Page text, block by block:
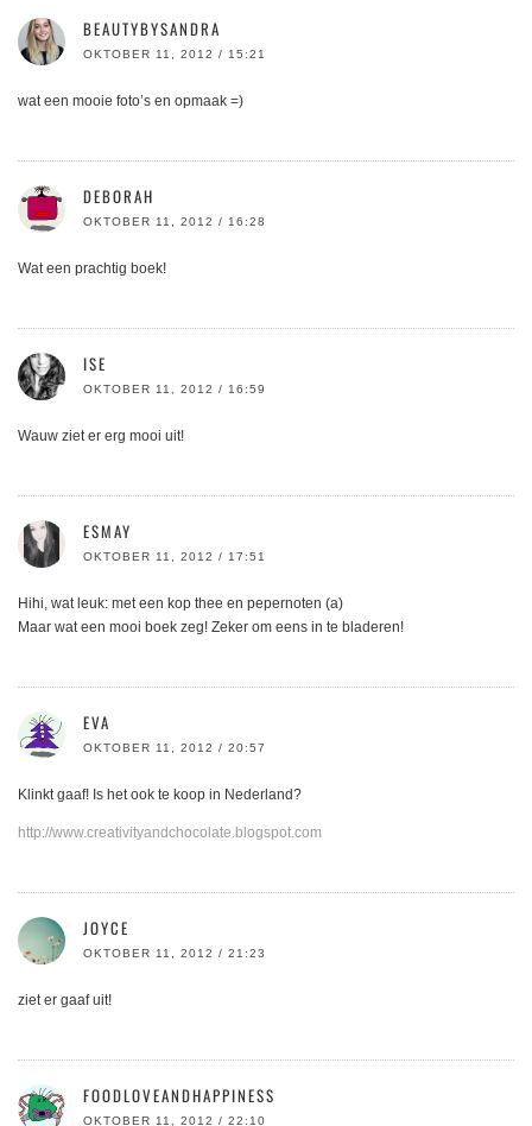
BEAUTYBYSANDRA
OKTOBER 11, 2012 / 15:21
wat een mooie foto’s en opmaak =)
DEBORAH
OKTOBER 11, 2012 / 16:28
Wat een prachtig boek!
ISE
OKTOBER 11, 2012 / 16:59
Wauw ziet er erg mooi uit!
ESMAY
OKTOBER 11, 2012 / 17:51
Hihi, wat leuk: met een kop thee en pepernoten (a)
Maar wat een mooi boek zeg! Zeker om eens in te bladeren!
EVA
OKTOBER 11, 2012 / 20:57
Klinkt gaaf! Is het ook te koop in Nederland?
http://www.creativityandchocolate.blogspot.com
JOYCE
OKTOBER 11, 2012 / 21:23
ziet er gaaf uit!
FOODLOVEANDHAPPINESS
OKTOBER 11, 2012 / 22:10